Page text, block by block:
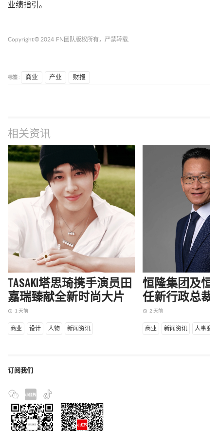
业绩指引。
Copyright © 2024 FN团队 版权所有，严禁转载.
标签 : 商业 产业 财报
相关资讯
TASAKI塔思琦携手演员田
嘉瑞臻献全新时尚大片
access_time 1 天前
商业 设计 人物 新闻资讯
恒隆集团及恒
任新行政总裁
access_time 2 天前
商业 新闻资讯 人事变动
订阅我们